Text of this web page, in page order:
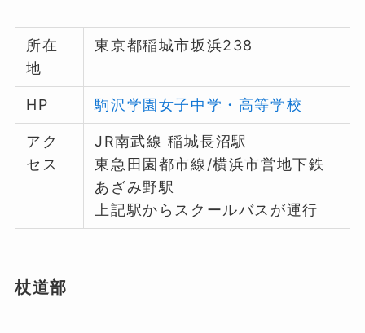
所在
地
東京都稲城市坂浜238
HP 駒沢学園女子中学・高等学校
アク
セス
JR南武線 稲城長沼駅
東急田園都市線/横浜市営地下鉄
あざみ野駅
上記駅からスクールバスが運行
杖道部